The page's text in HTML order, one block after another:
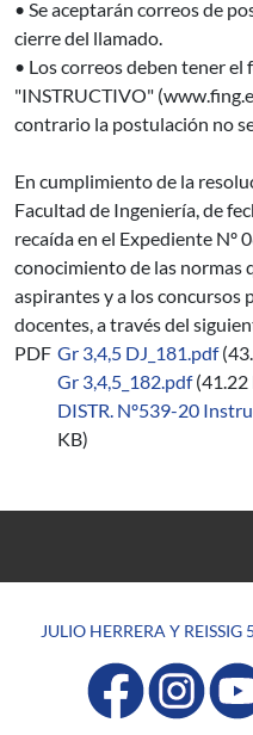
• Se aceptarán correos de
cierre del llamado.
• Los correos deben tener
"INSTRUCTIVO"
contrario la postulación no
En cumplimiento de la
Facultad de Ingeniería, de
recaída en el Expediente Nº
conocimiento de las normas
aspirantes y a los concursos
docentes, a través del
PDF Gr 3,4,5 DJ_181.pdf
Gr 3,4,5_182.pdf (41.22
DISTR. Nº539-20
KB)
JULIO HERRERA Y